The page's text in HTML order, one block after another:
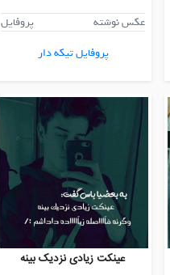
عکس نوشته
پروفایل
پروفایل تیکه دار
عینکت زیادی نزدیک بینه